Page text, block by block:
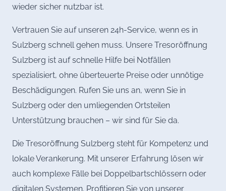
wieder sicher nutzbar ist.
Vertrauen Sie auf unseren 24h-Service, wenn es in
Sulzberg schnell gehen muss. Unsere Tresoröffnung
Sulzberg ist auf schnelle Hilfe bei Notfällen
spezialisiert, ohne überteuerte Preise oder unnötige
Beschädigungen. Rufen Sie uns an, wenn Sie in
Sulzberg oder den umliegenden Ortsteilen
Unterstützung brauchen – wir sind für Sie da.
Die Tresoröffnung Sulzberg steht für Kompetenz und
lokale Verankerung. Mit unserer Erfahrung lösen wir
auch komplexe Fälle bei Doppelbartschlössern oder
digitalen Systemen. Profitieren Sie von unserer